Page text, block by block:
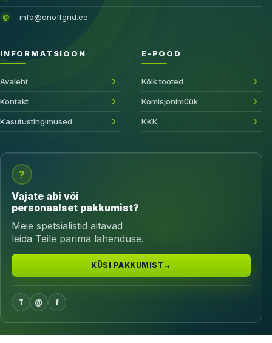
@ info@onoffgrid.ee
INFORMATSIOON
Avaleht
Kontakt
Kasutustingimused
E-POOD
Kõik tooted
Komisjonimüük
KKK
?
Vajate abi või
personaalset pakkumist?
Meie spetsialistid aitavad
leida Teile parima lahenduse.
KÜSI PAKKUMIST →
T @ f